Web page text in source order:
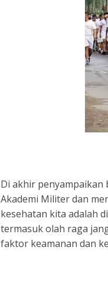
Di akhir penyampaikan
Akademi Militer dan
kesehatan kita adalah
termasuk olah raga
faktor keamanan dan